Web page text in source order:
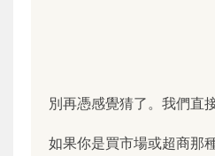
別再憑感覺猜了。我們直
如果你是買市場或超商那